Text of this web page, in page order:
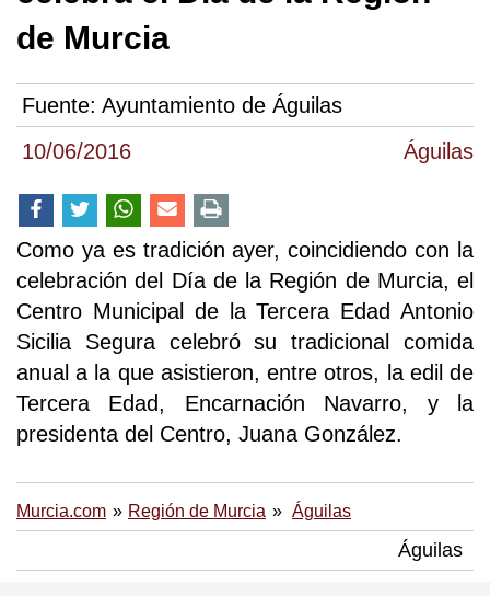
10/06/2016 Águilas
de Murcia
Fuente: Ayuntamiento de Águilas
Como ya es tradición ayer, coincidiendo con la
celebración del Día de la Región de Murcia, el
Centro Municipal de la Tercera Edad Antonio
Sicilia Segura celebró su tradicional comida
anual a la que asistieron, entre otros, la edil de
Tercera Edad, Encarnación Navarro, y la
presidenta del Centro, Juana González.
Murcia.com Región de Murcia Águilas
Águilas